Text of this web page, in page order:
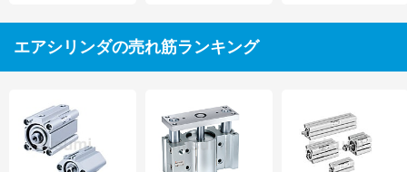
エアシリンダの売れ筋ランキング